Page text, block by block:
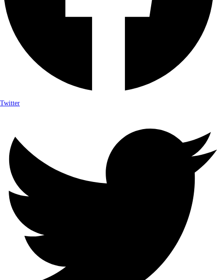
Twitter